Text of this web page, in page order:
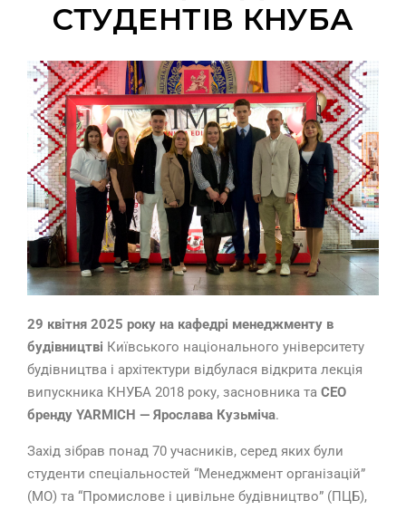
СТУДЕНТІВ КНУБА
29 квітня 2025 року на кафедрі менеджменту в
будівництві Київського національного університету
будівництва і архітектури відбулася відкрита лекція
випускника КНУБА 2018 року, засновника та СЕО
бренду YARMICH — Ярослава Кузьміча.
Захід зібрав понад 70 учасників, серед яких були
студенти спеціальностей “Менеджмент організацій”
(МО) та “Промислове і цивільне будівництво” (ПЦБ),